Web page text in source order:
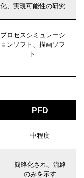
化、実現可能性の研究
プロセスシミュレーシ
ョンソフト、描画ソフ
ト
PFD
中程度
簡略化され、流路
のみを示す